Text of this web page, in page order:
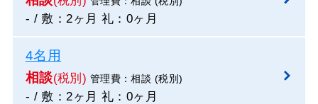
- / 敷：2ヶ月 礼：0ヶ月
4名用
相談(税別) 管理費：相談 (税別)
- / 敷：2ヶ月 礼：0ヶ月